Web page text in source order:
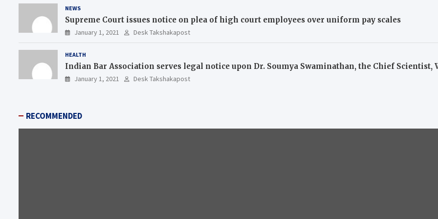
NEWS
Supreme Court issues notice on plea of high court employees over uniform pay scales
January 1, 2021 Desk Takshakapost
HEALTH
Indian Bar Association serves legal notice upon Dr. Soumya Swaminathan, the Chief Scientist,
January 1, 2021 Desk Takshakapost
RECOMMENDED